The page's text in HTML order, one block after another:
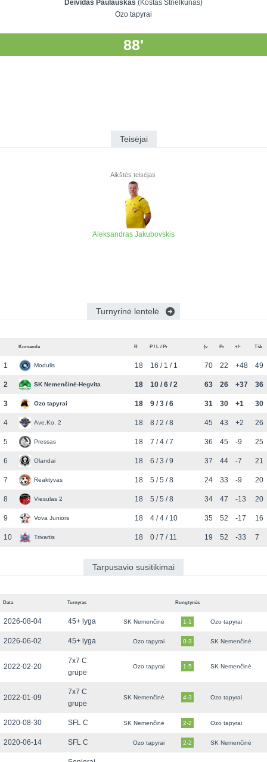
Deividas Paulauskas (Kostas Strielkūnas)
Ozo tapyrai
88'
Teisėjai
Aikštės teisėjas
Aleksandras Jakubovskis
Turnyrinė lentelė
Komanda R P / L / Pr Įv Pr +/- Tšk
1 Modulis 18 16 / 1 / 1 70 22 +48 49
2 SK Nemenčinė-Hegvita 18 10 / 6 / 2 63 26 +37 36
3 Ozo tapyrai 18 9 / 3 / 6 31 30 +1 30
4 Ave.Ko. 2 18 8 / 2 / 8 45 43 +2 26
5 Pressas 18 7 / 4 / 7 36 45 -9 25
6 Olandai 18 6 / 3 / 9 37 44 -7 21
7 Reaktyvas 18 5 / 5 / 8 24 33 -9 20
8 Viesulas 2 18 5 / 5 / 8 34 47 -13 20
9 Vova Juniors 18 4 / 4 / 10 35 52 -17 16
10 Trivartis 18 0 / 7 / 11 19 52 -33 7
Tarpusavio susitikimai
Data Turnyras Rungtynės
2026-08-04 45+ lyga SK Nemenčinė 1-1 Ozo tapyrai
2026-06-02 45+ lyga Ozo tapyrai 0-3 SK Nemenčinė
2022-02-20
7x7 C
grupė
Ozo tapyrai 1-5 SK Nemenčinė
2022-01-09
7x7 C
grupė
SK Nemenčinė 4-3 Ozo tapyrai
2020-08-30 SFL C SK Nemenčinė 2-2 Ozo tapyrai
2020-06-14 SFL C Ozo tapyrai 2-2 SK Nemenčinė